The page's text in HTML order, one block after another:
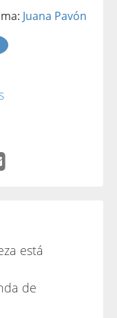
Juana Pavón
está
de